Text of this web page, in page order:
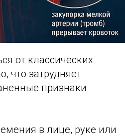
от классических
что затрудняет
признаки
в лице, руке или